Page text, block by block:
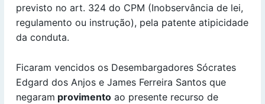
previsto no art. 324 do CPM (Inobservância de lei,
regulamento ou instrução), pela patente atipicidade
da conduta.
Ficaram vencidos os Desembargadores Sócrates
Edgard dos Anjos e James Ferreira Santos que
negaram provimento ao presente recurso de